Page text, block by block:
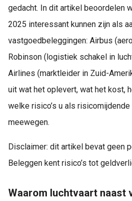
gedacht. In dit artikel beoordelen
2025 interessant kunnen zijn als
vastgoedbeleggingen: Airbus
Robinson (logistiek schakel in
Airlines (marktleider in Zuid-
uit wat het oplevert, wat het kost,
welke risico’s u als
meewegen.
Disclaimer: dit artikel bevat geen
Beleggen kent risico’s tot
Waarom luchtvaart naast